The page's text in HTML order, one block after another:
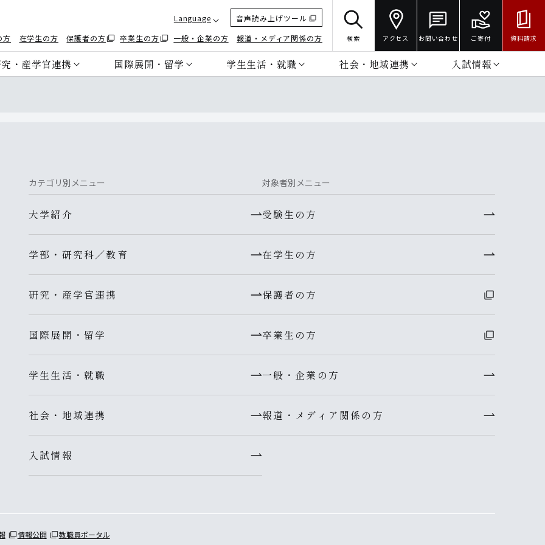
Language
音声読み上げツール
方
在学生の方 保護者の方 卒業生の方 一般・企業の方 報道・メディア関係の方 検索 アクセス お問い合わせ ご寄付 資料請求
・産学官連携 国際展開・留学 学生生活・就職 社会・地域連携 入試情報
カテゴリ別メニュー
大学紹介
学部・研究科／教育
研究・産学官連携
国際展開・留学
学生生活・就職
社会・地域連携
入試情報
対象者別メニュー
受験生の方
在学生の方
保護者の方
卒業生の方
一般・企業の方
報道・メディア関係の方
情報公開 教職員ポータル